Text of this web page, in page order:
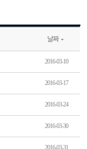
날짜
2016-03-10
2016-03-17
2016-03-24
2016-03-30
2016-03-31